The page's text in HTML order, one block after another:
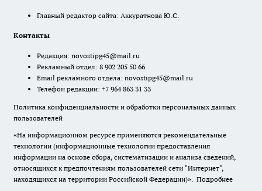
Главный редактор сайта: Аккуратнова Ю.С.
Контакты
Редакция: novostipg45@mail.ru
Рекламный отдел: 8 902 205 50 66
Email рекламного отдела: novostipg45@mail.ru
Телефон редакции: +7 964 863 31 33
Политика конфиденциальности и обработки персональных данных
пользователей
«На информационном ресурсе применяются рекомендательные
технологии (информационные технологии предоставления
информации на основе сбора, систематизации и анализа сведений,
относящихся к предпочтениям пользователей сети "Интернет",
находящихся на территории Российской Федерации)». Подробнее